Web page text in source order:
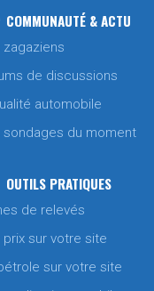
COMMUNAUTÉ & ACTU
zagaziens
de discussions
automobile
sondages du moment
OUTILS PRATIQUES
de relevés
prix sur votre site
sur votre site